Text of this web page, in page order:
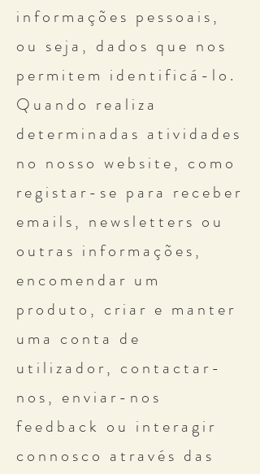
informações pessoais,
ou seja, dados que nos
permitem identificá-lo.
Quando realiza
determinadas atividades
no nosso website, como
registar-se para receber
emails, newsletters ou
outras informações,
encomendar um
produto, criar e manter
uma conta de
utilizador, contactar-
nos, enviar-nos
feedback ou interagir
connosco através das